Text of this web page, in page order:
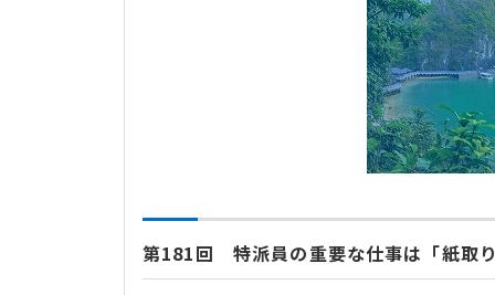
第181回 特派員の重要な仕事は「紙取